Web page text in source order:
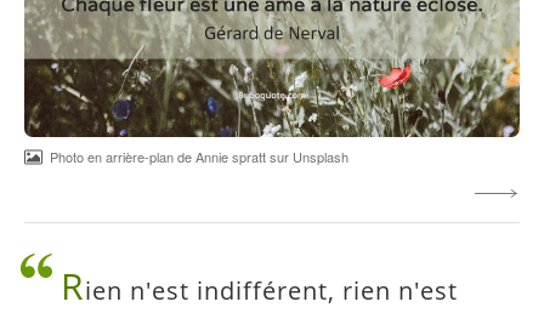
Photo en arrière-plan de Annie spratt sur Unsplash
Rien n'est indifférent, rien n'est